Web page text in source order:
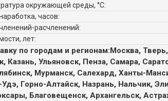
окружающей среды, °C:
часов:
расчленений:
лет:
по городам и регионам:Москва,
Казань, Ульяновск, Пенза, Самара,
Мурманск, Салехард, Ханты-
Горно-Алтайск, Назрань, Нальчик,
Благовещенск, Архангельск,